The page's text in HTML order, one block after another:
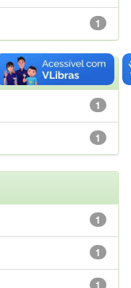
1
1
1
1
1
1